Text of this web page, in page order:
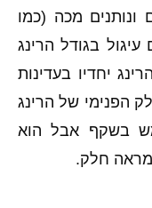
ונותנים מכה (כמו
בגודל הרינג
יחדיו בעדינות
הפנימי של הרינג
בשקף אבל הוא
מראה חלק.